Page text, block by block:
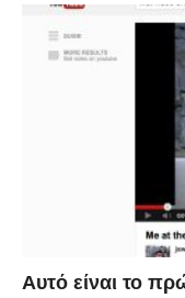
Αυτό είναι το